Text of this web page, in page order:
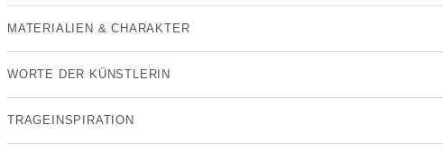
MATERIALIEN & CHARAKTER
WORTE DER KÜNSTLERIN
TRAGEINSPIRATION